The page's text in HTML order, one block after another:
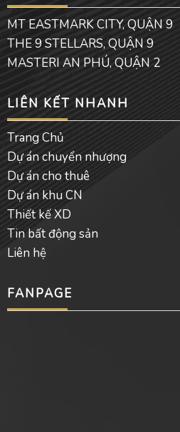
o
o
k
b
e
o
p
e
MT EASTMARK CITY, QUẬN 9
THE 9 STELLARS, QUẬN 9
MASTERI AN PHÚ, QUẬN 2
LIÊN KẾT NHANH
Trang Chủ
Dự án chuyển nhượng
Dự án cho thuê
Dự án khu CN
Thiết kế XD
Tin bất động sản
Liên hệ
FANPAGE